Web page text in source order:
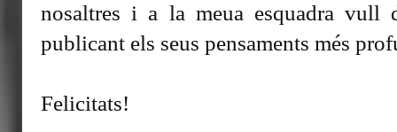
nosaltres i a la meua esquadra
publicant els seus pensaments més
Felicitats!